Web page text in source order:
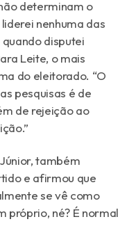
determinam o
nenhuma das
disputei
Leite, o mais
do eleitorado. “O
pesquisas é de
de rejeição ao
também
e afirmou que
se vê como
próprio, né? É normal